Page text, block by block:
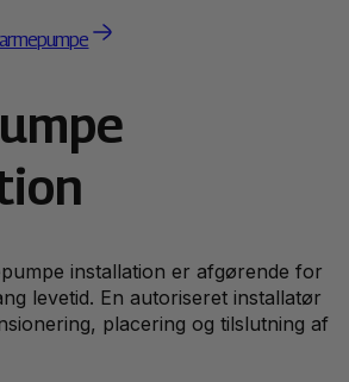
installation er afgørende for
levetid. En autoriseret installatør
placering og tilslutning af